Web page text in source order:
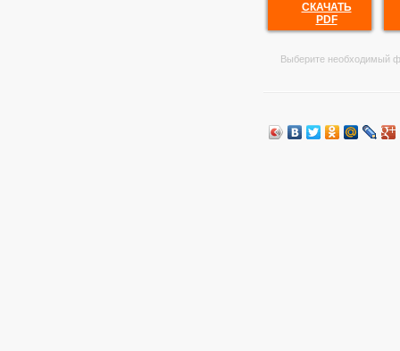
СКАЧАТЬ
PDF
Выберите необходимый